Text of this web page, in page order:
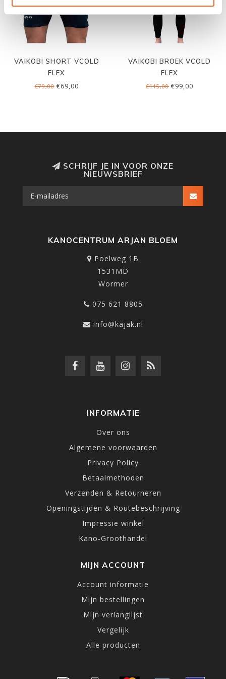
VAIKOBI SHORT VCOLD
FLEX
€79,00€69,00
VAIKOBI BROEK VCOLD
FLEX
€115,00 €99,00
SCHRIJF JE IN VOOR ONZE
NIEUWSBRIEF
KANOCENTRUM ARJAN BLOEM
Poelweg 1B
1531MD
Wormer
075 621 8805
info@kajak.nl
INFORMATIE
Over ons
Algemene voorwaarden
Privacy Policy
Betaalmethoden
Verzenden & Retourneren
Openingstijden & Routebeschrijving
Impressie winkel
Kano-Groothandel
MIJN ACCOUNT
Account informatie
Mijn bestellingen
Mijn verlanglijst
Vergelijk
Alle producten